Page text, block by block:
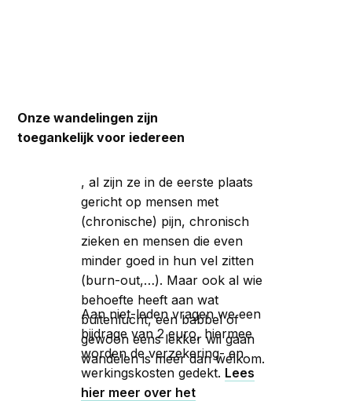
Onze wandelingen zijn
toegankelijk voor iedereen
, al zijn ze in de eerste plaats
gericht op mensen met
(chronische) pijn, chronisch
zieken en mensen die even
minder goed in hun vel zitten
(burn-out,…). Maar ook al wie
behoefte heeft aan wat
buitenlucht, een babbel of
gewoon eens lekker wil gaan
wandelen is meer dan welkom.
Aan niet-leden vragen we een
bijdrage van 2 euro, hiermee
worden de verzekering- en
werkingskosten gedekt. Lees
hier meer over het